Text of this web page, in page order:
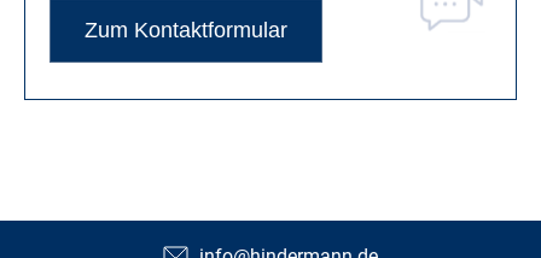
Zum Kontaktformular